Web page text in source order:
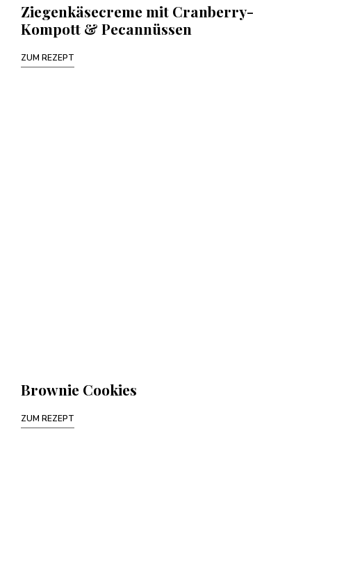
Ziegenkäsecreme mit Cranberry-
Kompott & Pecannüssen
ZUM REZEPT
Brownie Cookies
ZUM REZEPT